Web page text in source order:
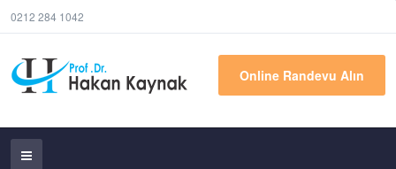
0212 284 1042
Online Randevu Alın